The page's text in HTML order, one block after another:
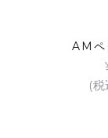
AMペ
(税